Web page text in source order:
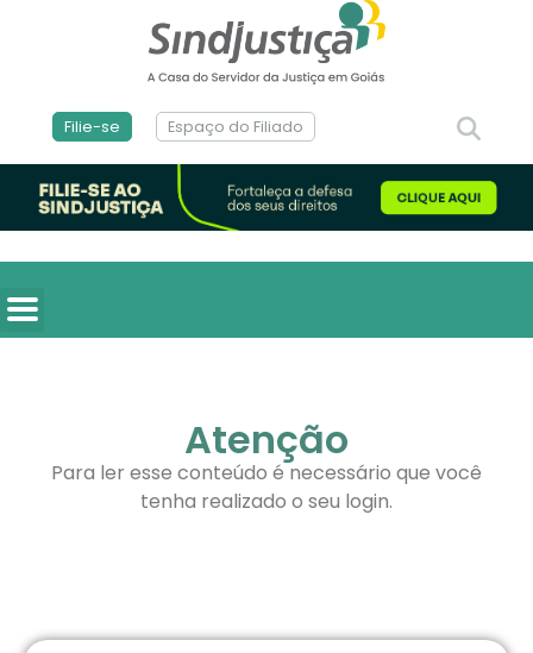
Filie-se Espaço do Filiado
Atenção
Para ler esse conteúdo é necessário que você
tenha realizado o seu login.